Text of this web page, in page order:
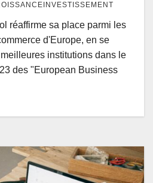
réaffirme sa place parmi les
d'Europe, en se
institutions dans le
des "European Business